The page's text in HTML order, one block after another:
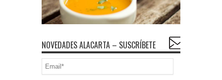
NOVEDADES ALACARTA – SUSCRÍBETE